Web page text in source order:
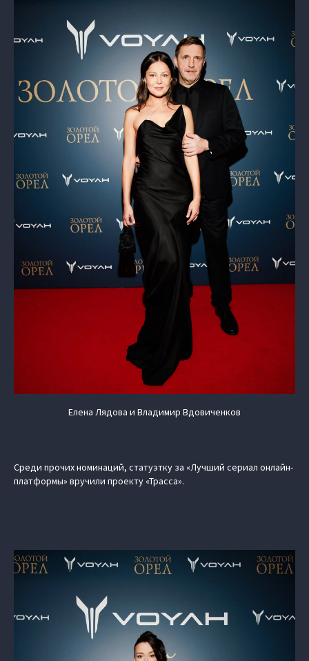
Елена Лядова и Владимир Вдовиченков
Среди прочих номинаций, статуэтку за «Лучший сериал онлайн-
платформы» вручили проекту «Трасса».